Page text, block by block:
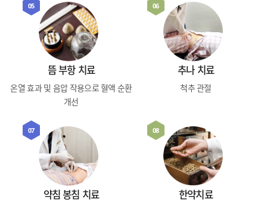
05
뜸 부항 치료
온열 효과 및 음압 작용으로 혈액 순환
개선
06
추나 치료
척추 관절
07
약침 봉침 치료
08
한약치료